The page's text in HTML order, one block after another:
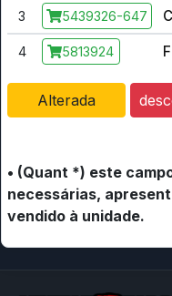
3 5439326-647
4 5813924
Alterada
• (Quant *) este
necessárias,
vendido à unidade.